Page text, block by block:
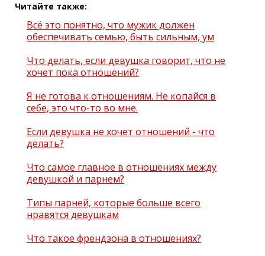
Читайте также:
Всё это понятно, что мужик должен
обеспечивать семью, быть сильным, ум
Что делать, если девушка говорит, что не
хочет пока отношений?
Я не готова к отношениям. Не копайся в
себе, это что-то во мне.
Если девушка не хочет отношений - что
делать?
Что самое главное в отношениях между
девушкой и парнем?
Типы парней, которые больше всего
нравятся девушкам
Что такое френдзона в отношениях?